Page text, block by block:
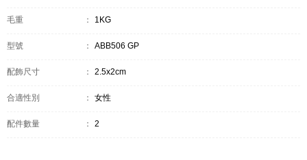
毛重 ： 1KG
型號 ： ABB506 GP
配飾尺寸 ： 2.5x2cm
合適性別 ： 女性
配件數量 ： 2